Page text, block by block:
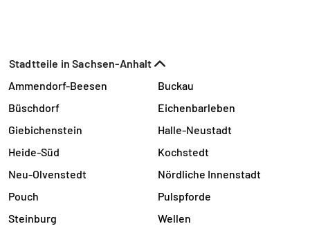
Stadtteile in Sachsen-Anhalt
Ammendorf-Beesen
Buckau
Büschdorf
Eichenbarleben
Giebichenstein
Halle-Neustadt
Heide-Süd
Kochstedt
Neu-Olvenstedt
Nördliche Innenstadt
Pouch
Pulspforde
Steinburg
Wellen